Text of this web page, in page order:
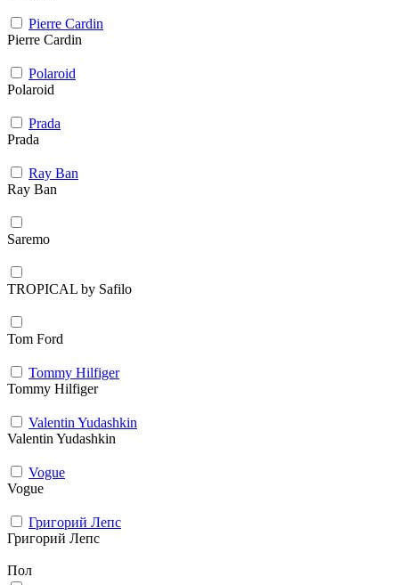
Pierre Cardin
Pierre Cardin
Polaroid
Polaroid
Prada
Prada
Ray Ban
Ray Ban
Saremo
TROPICAL by Safilo
Tom Ford
Tommy Hilfiger
Tommy Hilfiger
Valentin Yudashkin
Valentin Yudashkin
Vogue
Vogue
Григорий Лепс
Григорий Лепс
Пол